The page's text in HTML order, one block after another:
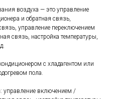
воздуха — это управление
и обратная связь,
управление переключением
связь, настройка температуры,
с хладагентом или
пола.
управление включением /